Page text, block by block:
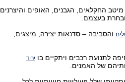
מיטב החקלאים, הגבנים, האופים והיצרנים
בעצמם.
והסביבה – סדנאות יצירה, מיצגים,
יריד
של האמנים.